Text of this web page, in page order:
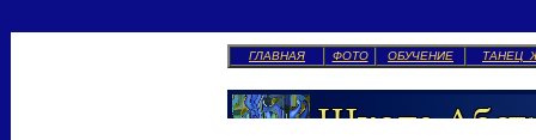
ГЛАВНАЯ ФОТО ОБУЧЕНИЕ ТАНЕЦ